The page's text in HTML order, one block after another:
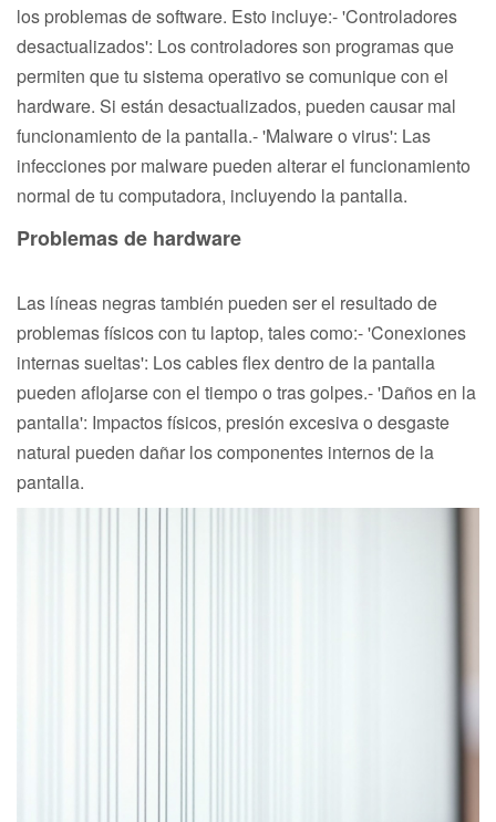
los problemas de software. Esto incluye:- 'Controladores
desactualizados': Los controladores son programas que
permiten que tu sistema operativo se comunique con el
hardware. Si están desactualizados, pueden causar mal
funcionamiento de la pantalla.- 'Malware o virus': Las
infecciones por malware pueden alterar el funcionamiento
normal de tu computadora, incluyendo la pantalla.
Problemas de hardware
Las líneas negras también pueden ser el resultado de
problemas físicos con tu laptop, tales como:- 'Conexiones
internas sueltas': Los cables flex dentro de la pantalla
pueden aflojarse con el tiempo o tras golpes.- 'Daños en la
pantalla': Impactos físicos, presión excesiva o desgaste
natural pueden dañar los componentes internos de la
pantalla.